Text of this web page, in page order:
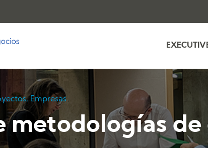
, Empresas
metodologías